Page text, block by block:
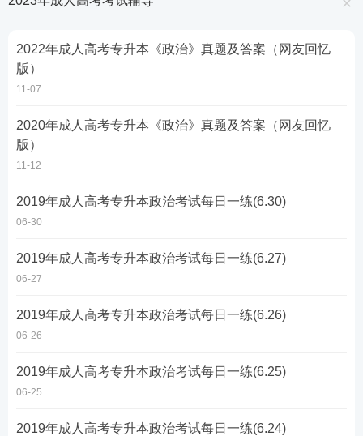
2022年成人高考专升本《政治》真题及答案（网友回忆
版）
11-07
2020年成人高考专升本《政治》真题及答案（网友回忆
版）
11-12
2019年成人高考专升本政治考试每日一练(6.30)
06-30
2019年成人高考专升本政治考试每日一练(6.27)
06-27
2019年成人高考专升本政治考试每日一练(6.26)
06-26
2019年成人高考专升本政治考试每日一练(6.25)
06-25
2019年成人高考专升本政治考试每日一练(6.24)